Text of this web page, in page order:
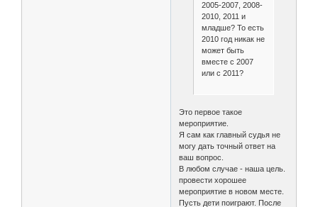
2005-2007, 2008-
2010, 2011 и
младше? То есть
2010 год никак не
может быть
вместе с 2007
или с 2011?
Это первое такое
мероприятие.
Я сам как главный судья не
могу дать точный ответ на
ваш вопрос.
В любом случае - наша цель.
провести хорошее
мероприятие в новом месте.
Пусть дети поиграют. После